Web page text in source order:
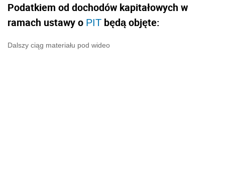
Podatkiem od dochodów kapitałowych w
ramach ustawy o PIT będą objęte:
Dalszy ciąg materiału pod wideo